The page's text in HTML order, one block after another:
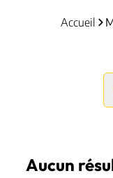
Accueil
Burdinne (4210)
Aucun